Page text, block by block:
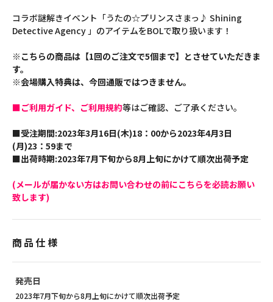
コラボ謎解きイベント「うたの☆プリンスさまっ♪ Shining
Detective Agency 」のアイテムをBOLで取り扱います！
※こちらの商品は【1回のご注文で5個まで】とさせていただきま
す。
※会場購入特典は、今回通販ではつきません。
■ご利用ガイド、ご利用規約等はご確認、ご了承ください。
■受注期間:2023年3月16日(木)18：00から2023年4月3日
(月)23：59まで
■出荷時期:2023年7月下旬から8月上旬にかけて順次出荷予定
(メールが届かない方はお問い合わせの前にこちらを必読お願い
致します)
商品仕様
発売日
2023年7月下旬から8月上旬にかけて順次出荷予定